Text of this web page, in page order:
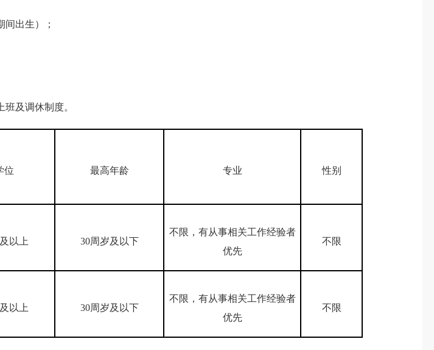
出生）；
及调休制度。
位 最高年龄 专业 性别
以上 30周岁及以下
不限，有从事相关工作经验者
优先
不限
以上 30周岁及以下
不限，有从事相关工作经验者
优先
不限